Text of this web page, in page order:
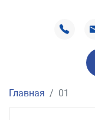
Главная 01